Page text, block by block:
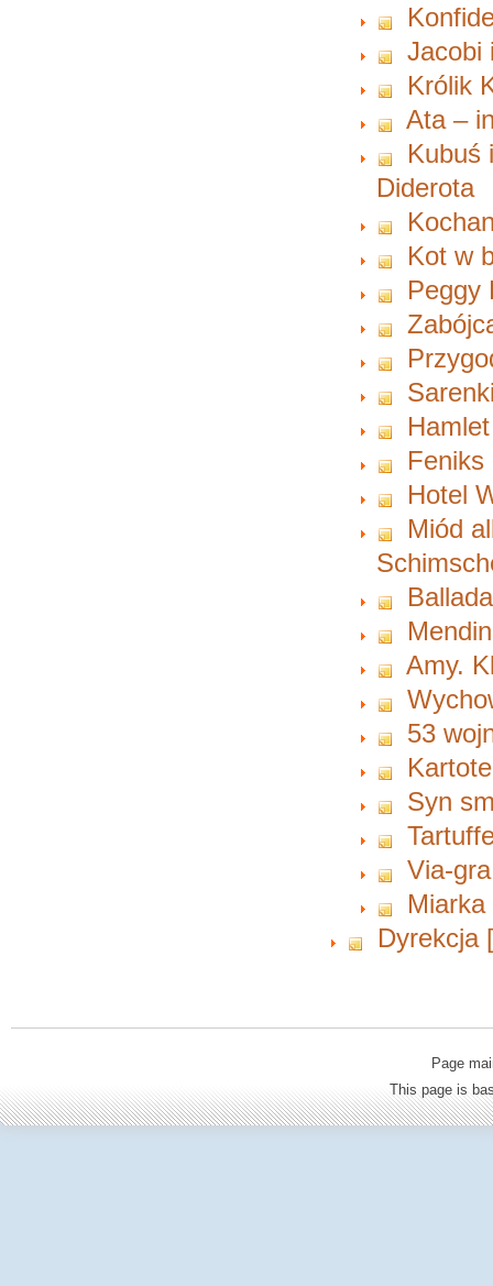
Jacobi
Królik
Ata –
Kubuś
Diderota
Kot w
Peggy
Hamlet
Feniks
Hotel
Miód
Amy.
53
Syn
Via-gra
Dyrekcja
Page
This page is